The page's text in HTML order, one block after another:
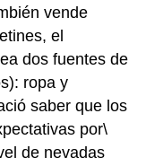
vende
el
dos fuentes de
ropa y
saber que los
por\
de nevadas